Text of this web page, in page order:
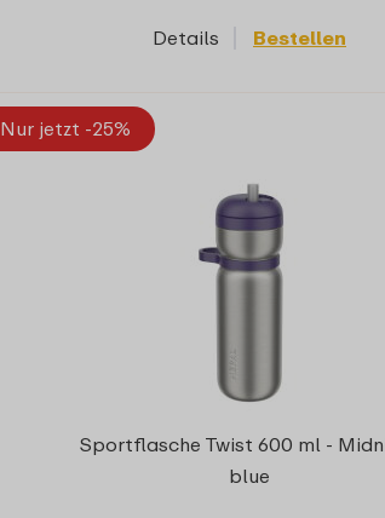
Details Bestellen
Nur jetzt -25%
Sportflasche Twist 600 ml -
blue